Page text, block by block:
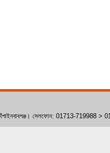
চাঁপাইনবাবগঞ্জ। সেলফোন: 01713-